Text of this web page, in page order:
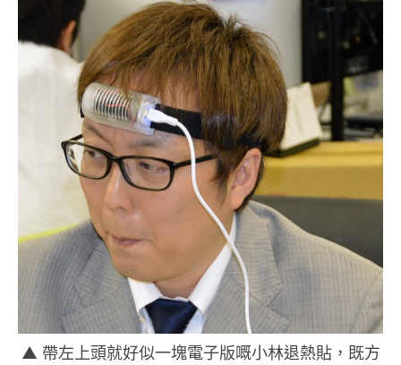
▲ 帶左上頭就好似一塊電子版嘅小林退熱貼，既方